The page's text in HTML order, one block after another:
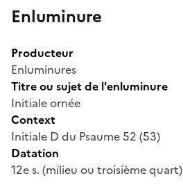
Enluminure
Producteur
Enluminures
Titre ou sujet de l'enluminure
Initiale ornée
Context
Initiale D du Psaume 52 (53)
Datation
12e s. (milieu ou troisième quart)